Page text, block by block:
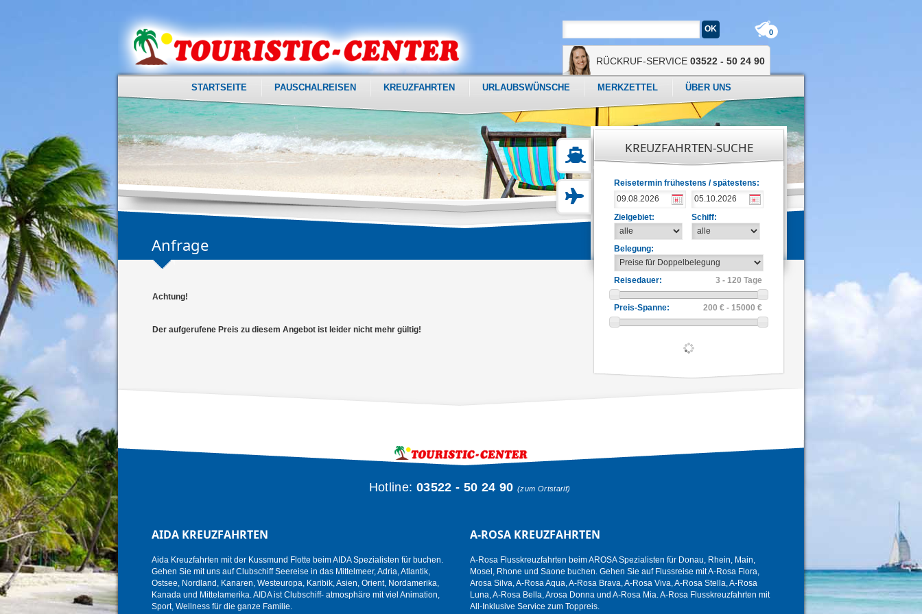
0
RÜCKRUF-SERVICE 03522 - 50 24 90
STARTSEITE PAUSCHALREISEN KREUZFAHRTEN URLAUBSWÜNSCHE MERKZETTEL ÜBER UNS
KREUZFAHRTEN-SUCHE
Reisetermin frühestens / spätestens:
Zielgebiet: Schiff:
Belegung:
Reisedauer: 3 - 120 Tage
Preis-Spanne: 200 € - 15000 €
Anfrage
Achtung!
Der aufgerufene Preis zu diesem Angebot ist leider nicht mehr gültig!
Hotline: 03522 - 50 24 90 (zum Ortstarif)
AIDA KREUZFAHRTEN
Aida Kreuzfahrten mit der Kussmund Flotte beim AIDA Spezialisten für buchen.
Gehen Sie mit uns auf Clubschiff Seereise in das Mittelmeer, Adria, Atlantik,
Ostsee, Nordland, Kanaren, Westeuropa, Karibik, Asien, Orient, Nordamerika,
Kanada und Mittelamerika. AIDA ist Clubschiff- atmosphäre mit viel Animation,
Sport, Wellness für die ganze Familie.
A-ROSA KREUZFAHRTEN
A-Rosa Flusskreuzfahrten beim AROSA Spezialisten für Donau, Rhein, Main,
Mosel, Rhone und Saone buchen. Gehen Sie auf Flussreise mit A-Rosa Flora,
Arosa Silva, A-Rosa Aqua, A-Rosa Brava, A-Rosa Viva, A-Rosa Stella, A-Rosa
Luna, A-Rosa Bella, Arosa Donna und A-Rosa Mia. A-Rosa Flusskreuzfahrten mit
All-Inklusive Service zum Toppreis.